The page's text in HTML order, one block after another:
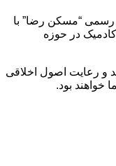
رسمی “مسکن رضا” با
در حوزه
و رعایت اصول اخلاقی
خواهند بود.